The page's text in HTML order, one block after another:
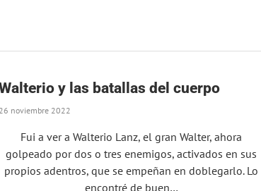
y las batallas del cuerpo
26 noviembre 2022
Fui a ver a Walterio Lanz, el gran Walter, ahora
golpeado por dos o tres enemigos, activados en sus
propios adentros, que se empeñan en doblegarlo. Lo
encontré de buen…